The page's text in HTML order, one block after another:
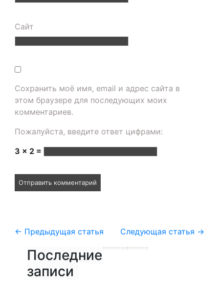
Сайт
Сохранить моё имя, email и адрес сайта в
этом браузере для последующих моих
комментариев.
Пожалуйста, введите ответ цифрами:
3 × 2 =
← Предыдущая статья Следующая статья →
Последние
записи